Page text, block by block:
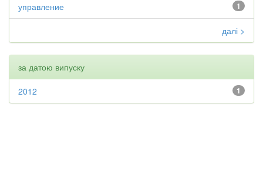
1
управление
далі >
за датою випуску
1
2012